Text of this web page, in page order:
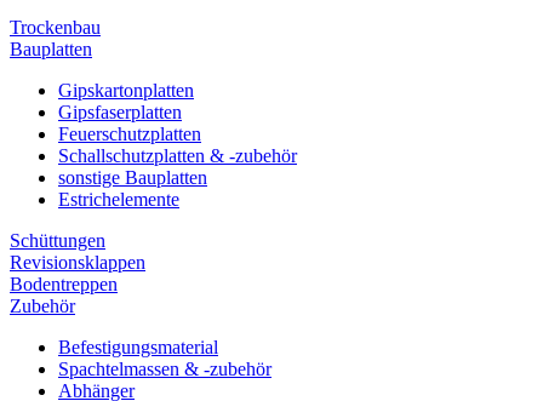
Trockenbau
Bauplatten
Gipskartonplatten
Gipsfaserplatten
Feuerschutzplatten
Schallschutzplatten & -zubehör
sonstige Bauplatten
Estrichelemente
Schüttungen
Revisionsklappen
Bodentreppen
Zubehör
Befestigungsmaterial
Spachtelmassen & -zubehör
Abhänger